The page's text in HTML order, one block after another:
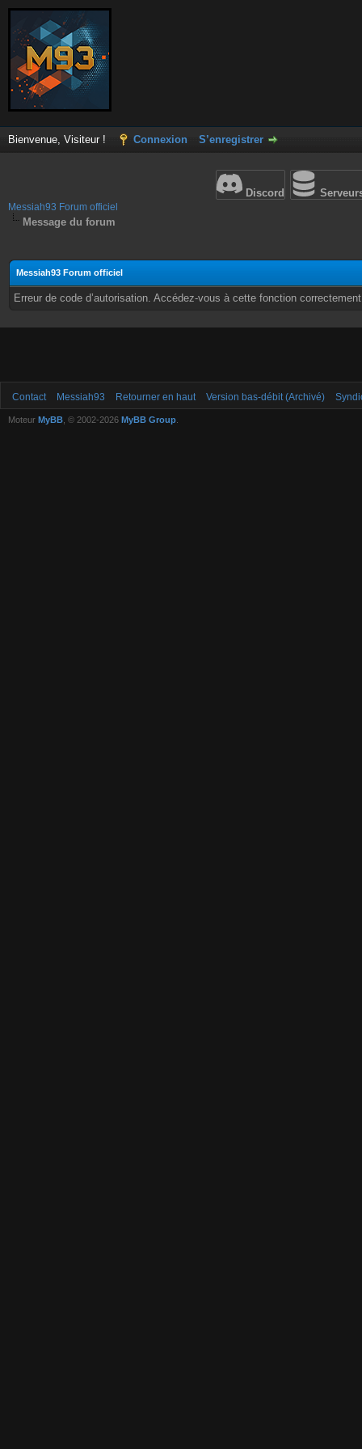
Bienvenue, Visiteur ! Connexion S’enregistrer
Discord
Messiah93 Forum officiel
Message du forum
Messiah93 Forum officiel
Erreur de code d’autorisation. Accédez-vous à cette fonction
Contact Messiah93 Retourner en haut Version bas-débit (Archivé)
Moteur MyBB , © 2002-2026 MyBB Group